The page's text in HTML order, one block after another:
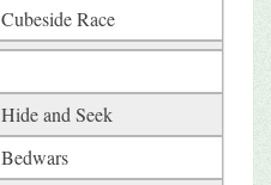
Cubeside Race
Hide and Seek
Bedwars